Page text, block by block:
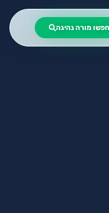
חפשו מורה נהיגה